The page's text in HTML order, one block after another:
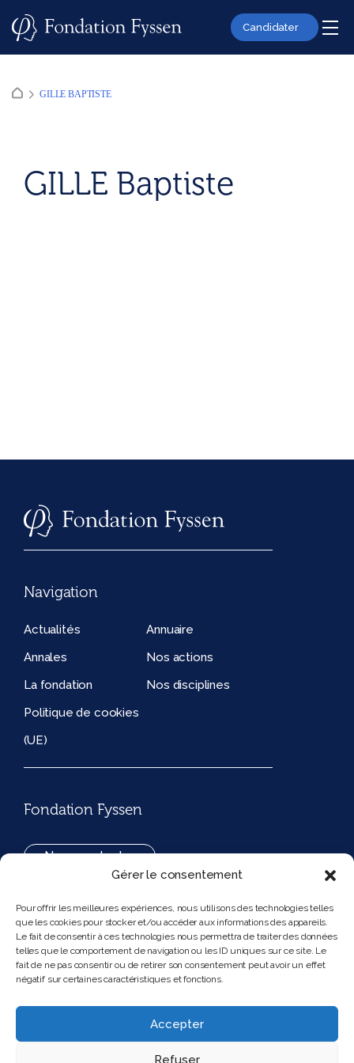
Gérer le consentement
Pour offrir les meilleures expériences, nous utilisons des technologies telles
que les cookies pour stocker et/ou accéder aux informations des appareils.
Le fait de consentir à ces technologies nous permettra de traiter des données
telles que le comportement de navigation ou les ID uniques sur ce site. Le
fait de ne pas consentir ou de retirer son consentement peut avoir un effet
négatif sur certaines caractéristiques et fonctions.
Accepter
Refuser
Candidater
GILLE BAPTISTE
GILLE Baptiste
Navigation
Actualités
Annuaire
Annales
Nos actions
La fondation
Nos disciplines
Politique de cookies
(UE)
Fondation Fyssen
Nous contacter
194, rue de Rivoli 75001 Paris France
Nous suivre